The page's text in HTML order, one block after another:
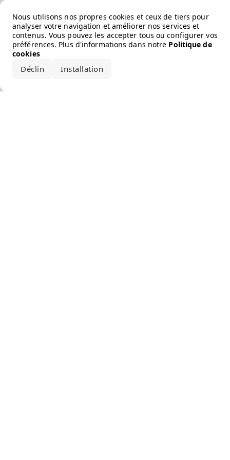
Nous utilisons nos propres cookies et ceux de tiers pour
analyser votre navigation et améliorer nos services et
contenus. Vous pouvez les accepter tous ou configurer vos
préférences. Plus d'informations dans notre Politique de
cookies
Déclin Installation
Error loading the brand